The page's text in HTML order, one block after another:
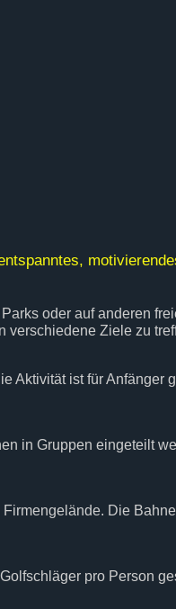
oder auf anderen
verschiedene Ziele zu
Aktivität ist für Anfänger
in Gruppen eingeteilt
Die
pro Person